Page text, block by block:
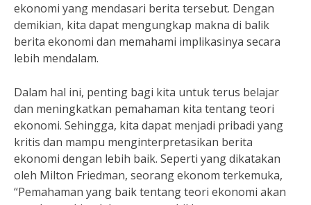
ekonomi yang mendasari berita tersebut. Dengan
demikian, kita dapat mengungkap makna di balik
berita ekonomi dan memahami implikasinya secara
lebih mendalam.
Dalam hal ini, penting bagi kita untuk terus belajar
dan meningkatkan pemahaman kita tentang teori
ekonomi. Sehingga, kita dapat menjadi pribadi yang
kritis dan mampu menginterpretasikan berita
ekonomi dengan lebih baik. Seperti yang dikatakan
oleh Milton Friedman, seorang ekonom terkemuka,
“Pemahaman yang baik tentang teori ekonomi akan